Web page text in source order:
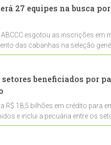
27 equipes na busca
esgotou as inscrições em
das cabanhas na seleção
beneficiados por
R$ 18,5 bilhões em crédito para
e inclui a pecuária entre os